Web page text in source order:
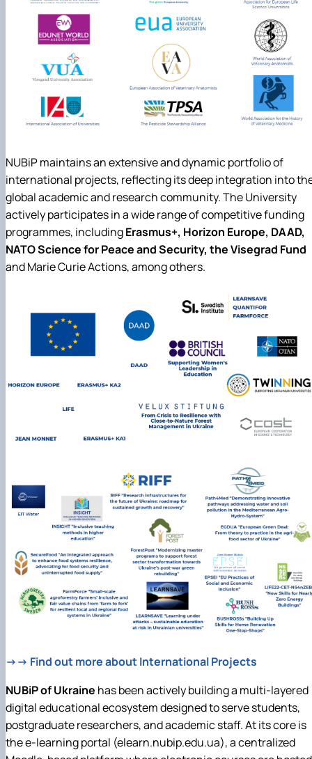
NUBiP maintains an extensive and dynamic portfolio of
international projects, reflecting its deep integration into
global academic and research community. The University
actively participates in a wide range of competitive funding
programmes, includingErasmus+, Horizon Europe, DAAD,
NATO Science for Peace and Security, the Visegrad Fund
and Marie Curie Actions, among others.
→→ Find out more about International Projects
NUBiP of Ukraine has been actively building a multi-layered
digital educational ecosystem designed to serve students,
postgraduate researchers, and academic staff. At its core is
the e-learning portal (elearn.nubip.edu.ua), a centralized